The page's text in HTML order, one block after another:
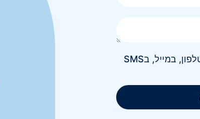
אני מאשר/ת קבלת חומר פרסומי בטלפון, במייל, בSMS